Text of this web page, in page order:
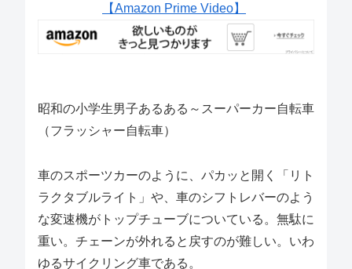
【Amazon Prime Video】
昭和の小学生男子あるある～スーパーカー自転車
（フラッシャー自転車）
車のスポーツカーのように、パカッと開く「リト
ラクタブルライト」や、車のシフトレバーのよう
な変速機がトップチューブについている。無駄に
重い。チェーンが外れると戻すのが難しい。いわ
ゆるサイクリング車である。